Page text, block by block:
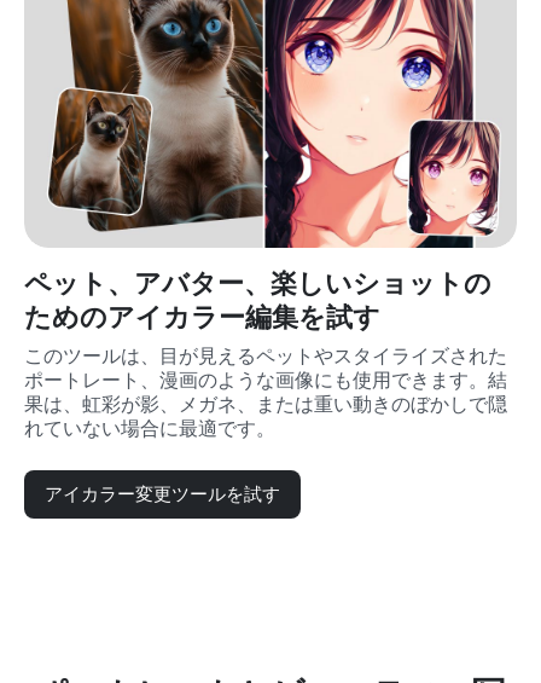
ペット、アバター、楽しいショットの
ためのアイカラー編集を試す
このツールは、目が見えるペットやスタイライズされた
ポートレート、漫画のような画像にも使用できます。結
果は、虹彩が影、メガネ、または重い動きのぼかしで隠
れていない場合に最適です。
アイカラー変更ツールを試す